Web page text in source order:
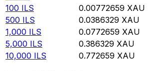
100 ILS 0.00772659 XAU
500 ILS 0.0386329 XAU
1,000 ILS 0.0772659 XAU
5,000 ILS 0.386329 XAU
10,000 ILS 0.772659 XAU